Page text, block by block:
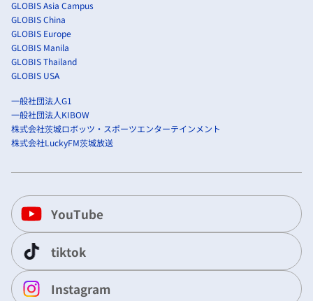
GLOBIS Asia Campus
GLOBIS China
GLOBIS Europe
GLOBIS Manila
GLOBIS Thailand
GLOBIS USA
一般社団法人G1
一般社団法人KIBOW
株式会社茨城ロボッツ・スポーツエンターテインメント
株式会社LuckyFM茨城放送
YouTube
tiktok
Instagram